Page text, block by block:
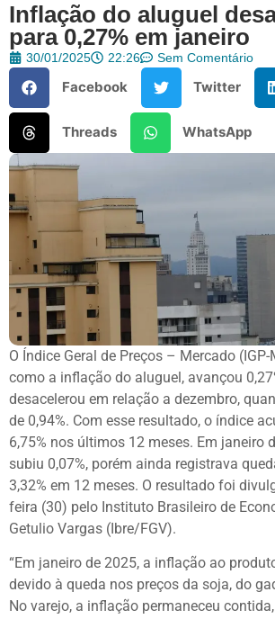
Inflação do aluguel
para 0,27% em janeiro
30/01/2025 22:26 Sem Comentário
Facebook Twitter
Threads WhatsApp
O Índice Geral de Preços – Mercado
como a inflação do aluguel, avançou
desacelerou em relação a dezembro,
de 0,94%. Com esse resultado, o índice
6,75% nos últimos 12 meses. Em janeiro
subiu 0,07%, porém ainda registrava
3,32% em 12 meses. O resultado foi
feira (30) pelo Instituto Brasileiro de
Getulio Vargas (Ibre/FGV).
“Em janeiro de 2025, a inflação ao
devido à queda nos preços da soja, do
No varejo, a inflação permaneceu